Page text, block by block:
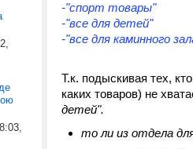
-"спорт товары"
-"все для детей"
-"все для каминного
Т.к. подыскивая тех,
каких товаров) не
детей".
то ли из отдела